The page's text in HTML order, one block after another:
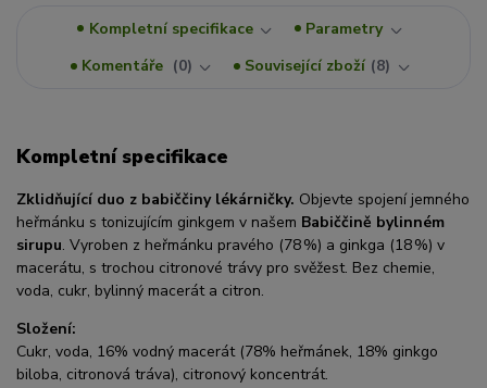
Kompletní specifikace
Parametry
Komentáře
0 Související zboží 8
Kompletní specifikace
Zklidňující duo z babiččiny lékárničky. Objevte spojení jemného
heřmánku s tonizujícím ginkgem v našem Babiččině bylinném
sirupu. Vyroben z heřmánku pravého (78 %) a ginkga (18 %) v
macerátu, s trochou citronové trávy pro svěžest. Bez chemie,
voda, cukr, bylinný macerát a citron.
Složení:
Cukr, voda, 16% vodný macerát (78% heřmánek, 18% ginkgo
biloba, citronová tráva), citronový koncentrát.